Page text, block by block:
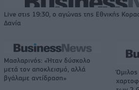
Live στις 19:30, ο αγώνας της Εθνικής
Δανία
Μασλαρινός: «Ήταν δύσκολο
μετά τον αποκλεισμό, αλλά
βγάλαμε αντίδραση»